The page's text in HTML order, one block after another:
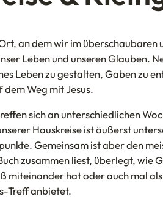
an dem wir im
Leben und unseren Glauben.
Leben zu gestalten, Gaben zu
Weg mit Jesus.
sich an unterschiedlichen
Hauskreise ist äußerst
Gemeinsam ist aber den
zusammen liest, überlegt,
miteinander hat oder auch mal
Treff anbietet.